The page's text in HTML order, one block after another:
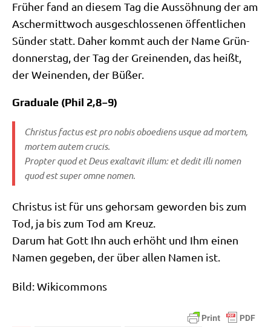
Frü­her fand an die­sem Tag die Aus­söh­nung der am
Ascher­mitt­woch aus­ge­schlos­se­nen öffent­li­chen
Sün­der statt. Daher kommt auch der Name Grün­
don­ners­tag, der Tag der Grei­nen­den, das heißt,
der Wei­nen­den, der Büßer.
Graduale (Phil 2,8–9)
Chri­stus fac­tus est pro nobis oboe­di­ens usque ad mor­tem,
mor­tem autem cru­cis.
Prop­ter quod et Deus exal­ta­vit illum: et dedit illi nomen
quod est super omne nomen.
Chri­stus ist für uns gehor­sam gewor­den bis zum
Tod, ja bis zum Tod am Kreuz.
Dar­um hat Gott Ihn auch erhöht und Ihm einen
Namen gege­ben, der über allen Namen ist.
Bild: Wiki­com­mons